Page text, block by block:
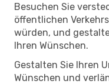
Besuchen Sie
öffentlichen
würden, und
Ihren Wünschen.
Gestalten Sie Ihren
Wünschen und